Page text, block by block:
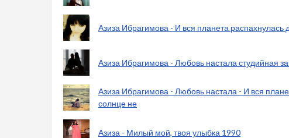
Азиза Ибрагимова - И вся планета распахнулась
Азиза Ибрагимова - Любовь настала студийная
Азиза Ибрагимова - Любовь настала - И вся
солнце не
Азиза - Милый мой, твоя улыбка 1990